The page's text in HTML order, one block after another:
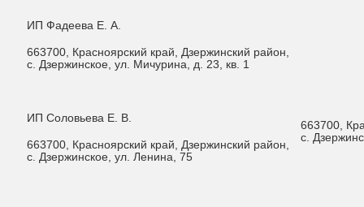
ИП Фадеева Е. А.
663700, Красноярский край, Дзержинский район,
с. Дзержинское, ул. Мичурина, д. 23, кв. 1
ИП Соловьева Е. В.
663700, Красноярский край, Дзержинский район,
с. Дзержинское, ул. Ленина, 75
663700,
с.